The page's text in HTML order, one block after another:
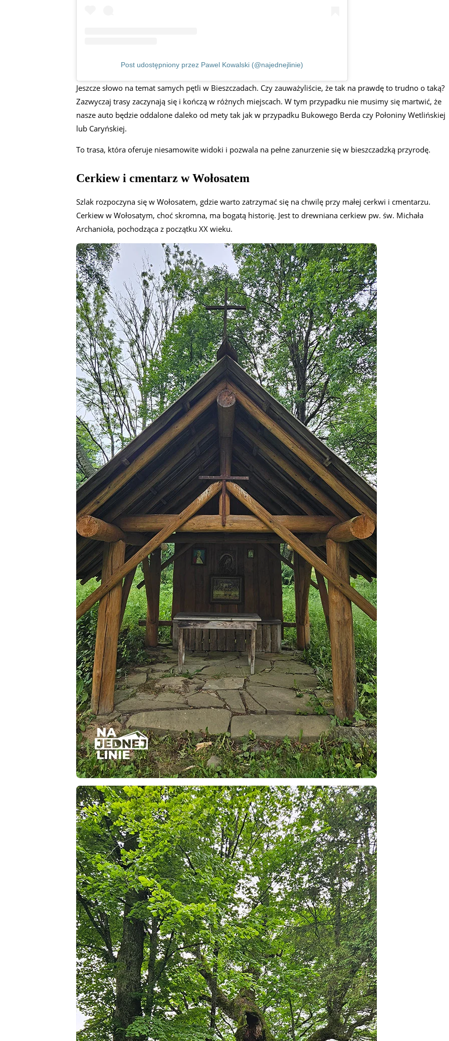
Post udostępniony przez Pawel Kowalski (@najednejlinie)
Jeszcze słowo na temat samych pętli w Bieszczadach. Czy zauważyliście, że tak na prawdę to trudno o taką?
Zazwyczaj trasy zaczynają się i kończą w różnych miejscach. W tym przypadku nie musimy się martwić, że
nasze auto będzie oddalone daleko od mety tak jak w przypadku Bukowego Berda czy Połoniny Wetlińskiej
lub Caryńskiej.
To trasa, która oferuje niesamowite widoki i pozwala na pełne zanurzenie się w bieszczadzką przyrodę.
Cerkiew i cmentarz w Wołosatem
Szlak rozpoczyna się w Wołosatem, gdzie warto zatrzymać się na chwilę przy małej cerkwi i cmentarzu.
Cerkiew w Wołosatym, choć skromna, ma bogatą historię. Jest to drewniana cerkiew pw. św. Michała
Archanioła, pochodząca z początku XX wieku.